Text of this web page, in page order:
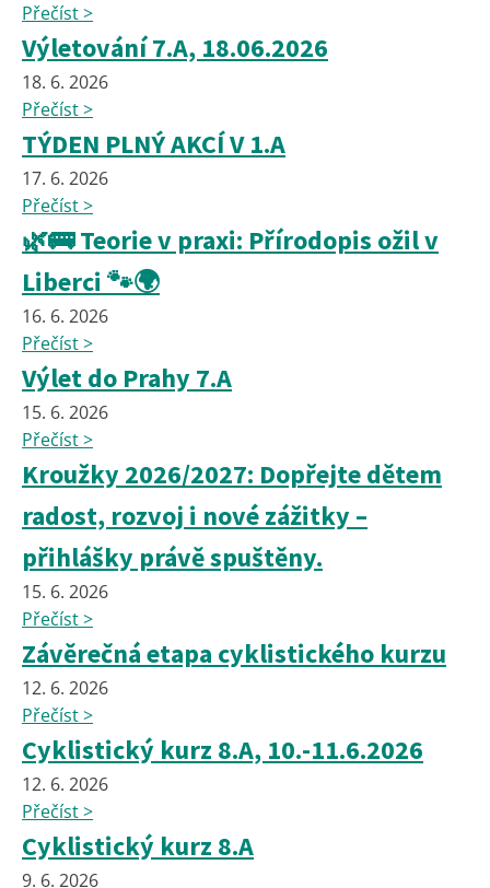
Přečíst >
Výletování 7.A, 18.06.2026
18. 6. 2026
Přečíst >
TÝDEN PLNÝ AKCÍ V 1.A
17. 6. 2026
Přečíst >
🌿🚌 Teorie v praxi: Přírodopis ožil v
Liberci 🐾🌍
16. 6. 2026
Přečíst >
Výlet do Prahy 7.A
15. 6. 2026
Přečíst >
Kroužky 2026/2027: Dopřejte dětem
radost, rozvoj i nové zážitky –
přihlášky právě spuštěny.
15. 6. 2026
Přečíst >
Závěrečná etapa cyklistického kurzu
12. 6. 2026
Přečíst >
Cyklistický kurz 8.A, 10.-11.6.2026
12. 6. 2026
Přečíst >
Cyklistický kurz 8.A
9. 6. 2026